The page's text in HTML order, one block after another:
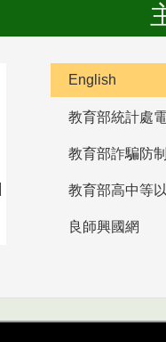
English
教育部統計處
教育部詐騙防
良師興國網